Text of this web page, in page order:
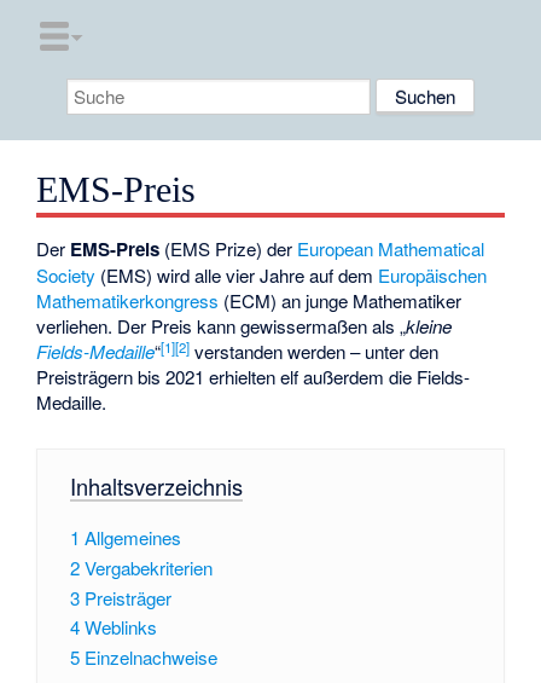
EMS-Preis
Der EMS-Preis (EMS Prize) der European Mathematical
Society (EMS) wird alle vier Jahre auf dem Europäischen
Mathematikerkongress (ECM) an junge Mathematiker
verliehen. Der Preis kann gewissermaßen als „kleine
Fields-Medaille“[1][2] verstanden werden – unter den
Preisträgern bis 2021 erhielten elf außerdem die Fields-
Medaille.
Inhaltsverzeichnis
1 Allgemeines
2Vergabekriterien
3 Preisträger
4Weblinks
5 Einzelnachweise